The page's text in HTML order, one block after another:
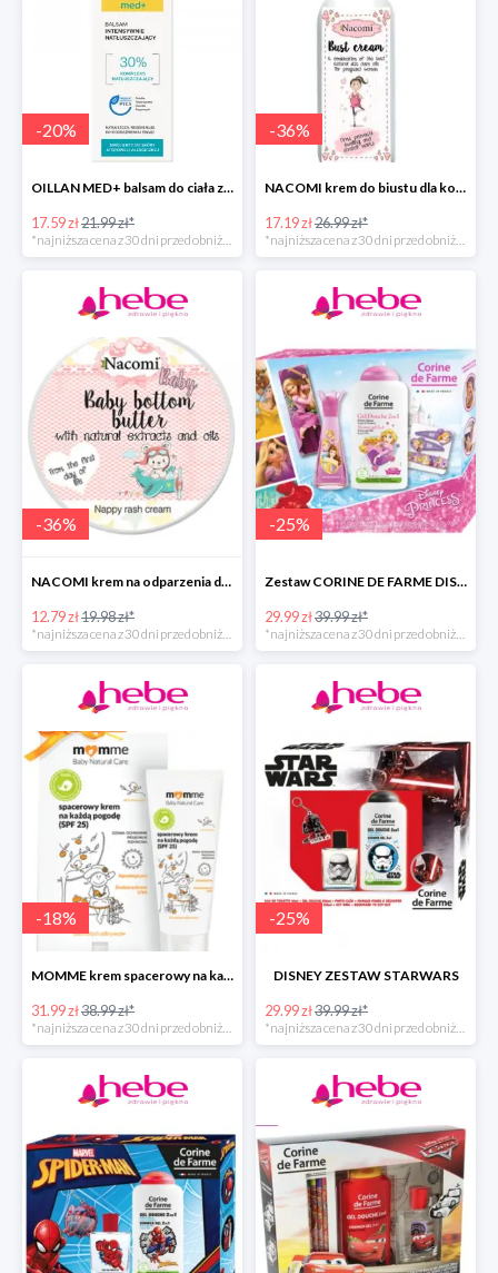
-20%
OILLAN MED+ balsam do ciała z kompleksem natłuszczającym
17.59 zł21.99 zł*
-36%
NACOMI krem do biustu dla kobiet w ciąży
17.19 zł26.99 zł*
-36%
NACOMI krem na odparzenia dla dzieci
12.79 zł19.98 zł*
-25%
Zestaw CORINE DE FARME DISNEY PRINCESS
29.99 zł39.99 zł*
-18%
MOMME krem spacerowy na każdą pogodę do ciała
31.99 zł38.99 zł*
*najniższa cena z 30 dni przed obniżką
-25%
DISNEY ZESTAW STARWARS
29.99 zł39.99 zł*
*najniższa cena z 30 dni przed obniżką